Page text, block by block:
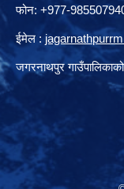
फोन: +977-
ईमेल :
जगरनाथपुर